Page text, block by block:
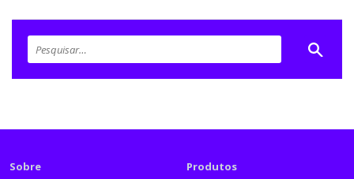
Sobre Produtos